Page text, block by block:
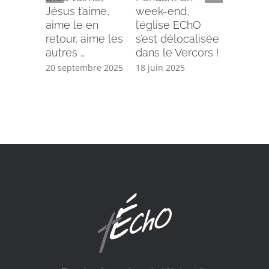
Jésus t’aime,
aime le en
retour, aime les
autres …
20 septembre 2025
week-end,
l’église EChO
s’est délocalisée
dans le Vercors !
18 juin 2025